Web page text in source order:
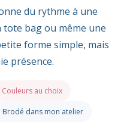
du rythme à une
tote bag ou même une
forme simple, mais
présence.
Couleurs au choix
Brodé dans mon atelier